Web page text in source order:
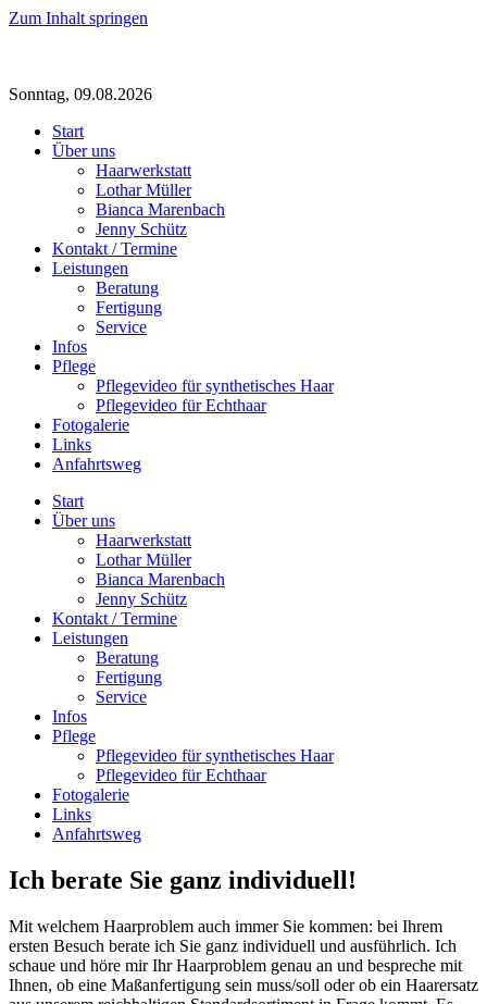
Zum Inhalt springen
Sonntag, 09.08.2026
Start
Über uns
Haarwerkstatt
Lothar Müller
Bianca Marenbach
Jenny Schütz
Kontakt / Termine
Leistungen
Beratung
Fertigung
Service
Infos
Pflege
Pflegevideo für synthetisches Haar
Pflegevideo für Echthaar
Fotogalerie
Links
Anfahrtsweg
Start
Über uns
Haarwerkstatt
Lothar Müller
Bianca Marenbach
Jenny Schütz
Kontakt / Termine
Leistungen
Beratung
Fertigung
Service
Infos
Pflege
Pflegevideo für synthetisches Haar
Pflegevideo für Echthaar
Fotogalerie
Links
Anfahrtsweg
Ich berate Sie ganz individuell!
Mit welchem Haarproblem auch immer Sie kommen: bei Ihrem
ersten Besuch berate ich Sie ganz individuell und ausführlich. Ich
schaue und höre mir Ihr Haarproblem genau an und bespreche mit
Ihnen, ob eine Maßanfertigung sein muss/soll oder ob ein Haarersatz